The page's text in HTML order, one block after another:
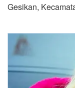
Gesikan,